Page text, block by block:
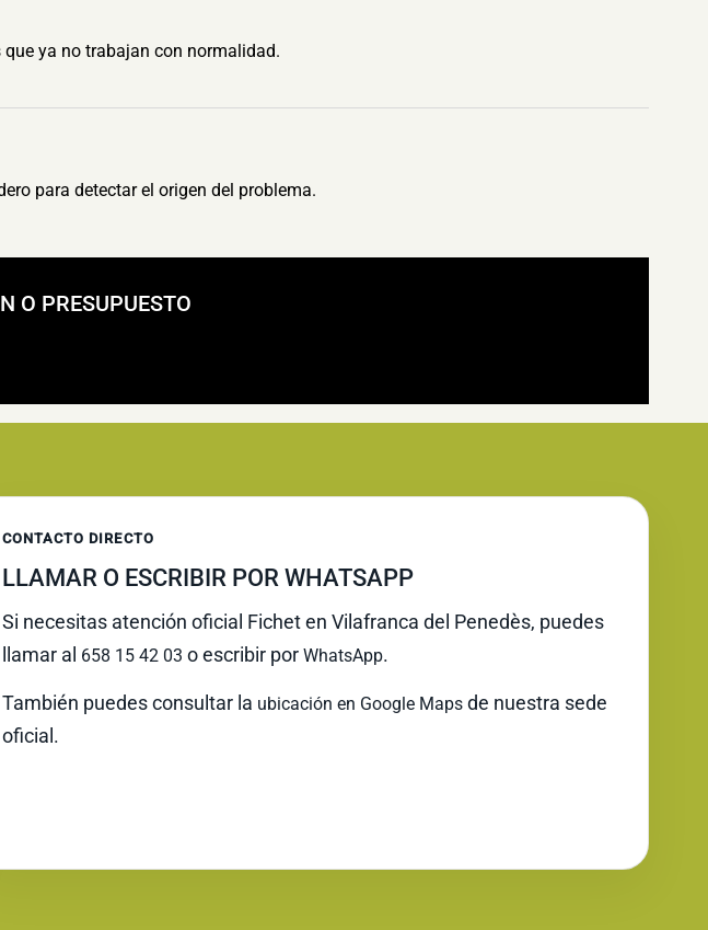
ya no trabajan con normalidad.
para detectar el origen del problema.
O PRESUPUESTO
CONTACTO DIRECTO
LLAMAR O ESCRIBIR POR WHATSAPP
Si necesitas atención oficial Fichet en Vilafranca del Penedès, puedes
llamar al 658 15 42 03 o escribir por WhatsApp.
También puedes consultar la ubicación en Google Maps de nuestra sede
oficial.